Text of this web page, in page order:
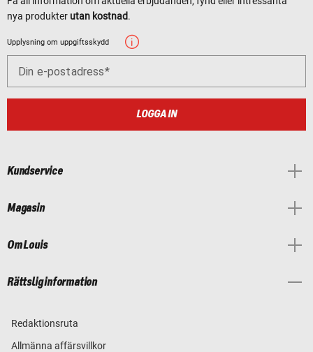
nya produkter utan kostnad.
Upplysning om uppgiftsskydd
Din e-postadress
LOGGA IN
Kundservice
Magasin
Om Louis
Rättslig information
Redaktionsruta
Allmänna affärsvillkor